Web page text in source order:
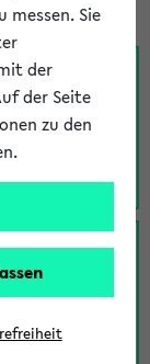
alle weiteren
nutzen,
Ihr Uni
Sie das
Sie
der
der Seite
zu den